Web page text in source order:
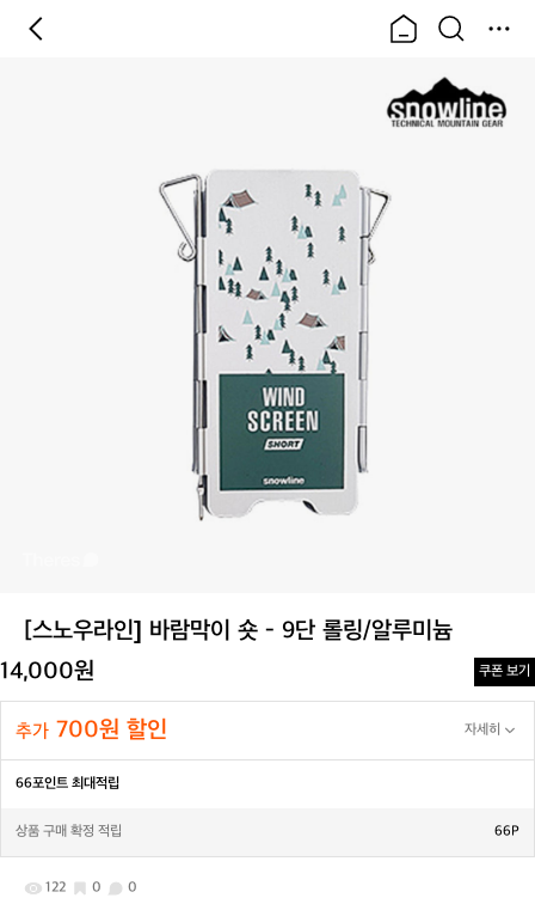
[스노우라인] 바람막이 숏 - 9단 롤링/알루미늄
14,000원
쿠폰 보기
추가 700원 할인 자세히
66포인트 최대적립
상품 구매 확정 적립 66P
122 0 0